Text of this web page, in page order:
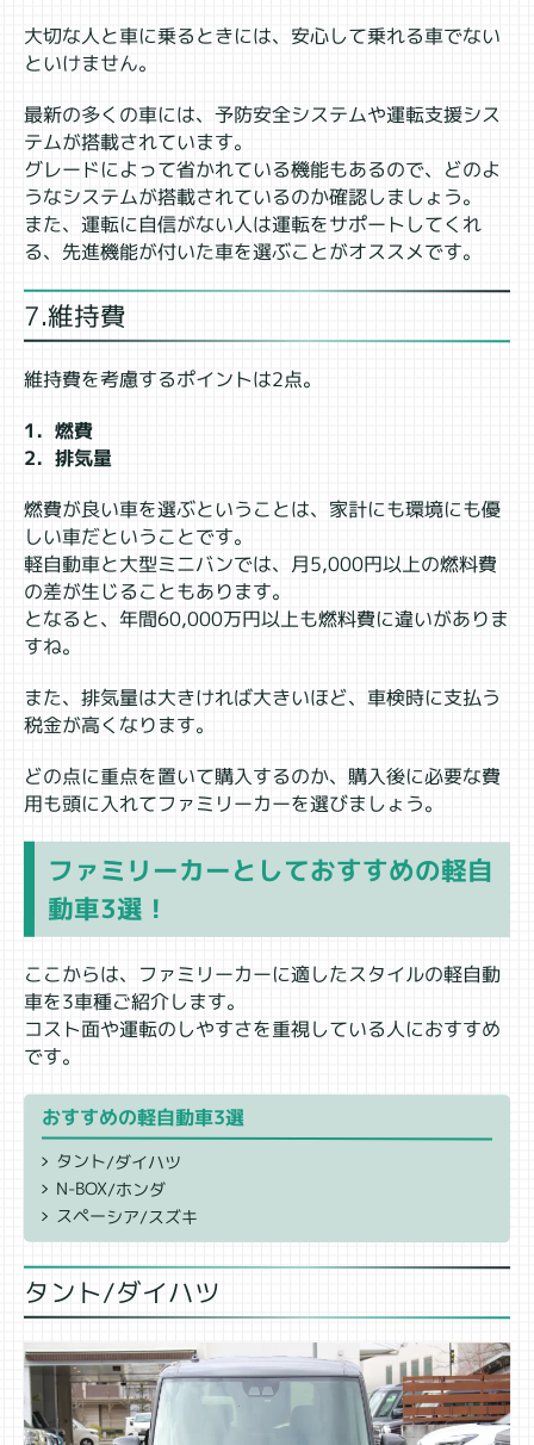
大切な人と車に乗るときには、安心して乗れる車でない
といけません。
最新の多くの車には、予防安全システムや運転支援シス
テムが搭載されています。
グレードによって省かれている機能もあるので、どのよ
うなシステムが搭載されているのか確認しましょう。
また、運転に自信がない人は運転をサポートしてくれ
る、先進機能が付いた車を選ぶことがオススメです。
7.維持費
維持費を考慮するポイントは2点。
1．燃費
2．排気量
燃費が良い車を選ぶということは、家計にも環境にも優
しい車だということです。
軽自動車と大型ミニバンでは、月5,000円以上の燃料費
の差が生じることもあります。
となると、年間60,000万円以上も燃料費に違いがありま
すね。
また、排気量は大きければ大きいほど、車検時に支払う
税金が高くなります。
どの点に重点を置いて購入するのか、購入後に必要な費
用も頭に入れてファミリーカーを選びましょう。
ファミリーカーとしておすすめの軽自
動車3選！
ここからは、ファミリーカーに適したスタイルの軽自動
車を3車種ご紹介します。
コスト面や運転のしやすさを重視している人におすすめ
です。
おすすめの軽自動車3選
タント/ダイハツ
N-BOX/ホンダ
スペーシア/スズキ
タント/ダイハツ